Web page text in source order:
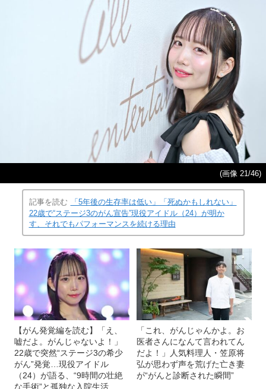
(画像 21/46)
記事を読む
「5年後の生存率は低い」「死ぬかもしれない」
22歳で“ステージ3のがん宣告”現役アイドル（24）が明か
す、それでもパフォーマンスを続ける理由
【がん発覚編を読む】「え、
嘘だよ。がんじゃないよ！」
22歳で突然“ステージ3の希少
がん”発覚…現役アイドル
（24）が語る、“9時間の壮絶
な手術”と孤独な入院生活
「これ、がんじゃんかよ。お
医者さんになんて言われてん
だよ！」人気料理人・笠原将
弘が思わず声を荒げた亡き妻
が“がんと診断された瞬間”